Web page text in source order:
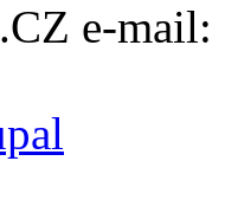
e-mail: